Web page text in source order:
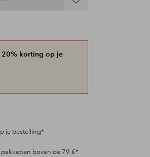
Toevoegen
20% korting op je
je bestelling*
pakketten boven de 79 €*